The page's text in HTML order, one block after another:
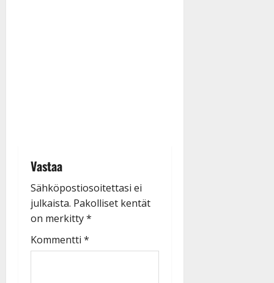
Vastaa
Sähköpostiosoitettasi ei
julkaista. Pakolliset kentät
on merkitty*
Kommentti *